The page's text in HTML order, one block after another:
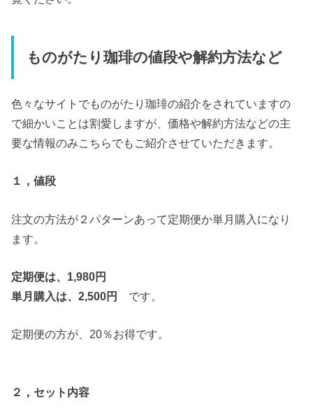
ものがたり珈琲の値段や解約方法など
色々なサイトでものがたり珈琲の紹介をされていますの
で細かいことは割愛しますが、価格や解約方法などの主
要な情報のみこちらでもご紹介させていただきます。
１，値段
注文の方法が２パターンあって定期便か単月購入になり
ます。
定期便は、1,980円
単月購入は、2,500円
です。
定期便の方が、20％お得です。
２，セット内容